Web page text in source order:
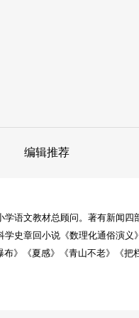
编辑推荐
语文教材总顾问。著有新闻四
史章回小说《数理化通俗演义
》《夏感》《青山不老》《把